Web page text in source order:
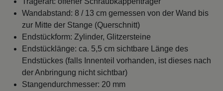
Wandabstand: 8 / 13 cm gemessen von der Wand bis
zur Mitte der Stange (Querschnitt)
Endstückform: Zylinder, Glitzersteine
Endstücklänge: ca. 5,5 cm sichtbare Länge des
Endstückes (falls Innenteil vorhanden, ist dieses nach
der Anbringung nicht sichtbar)
Stangendurchmesser: 20 mm